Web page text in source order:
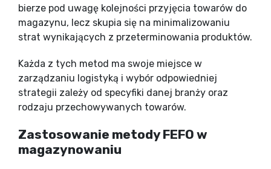
bierze pod uwagę kolejności przyjęcia towarów do
magazynu, lecz skupia się na minimalizowaniu
strat wynikających z przeterminowania produktów.
Każda z tych metod ma swoje miejsce w
zarządzaniu logistyką i wybór odpowiedniej
strategii zależy od specyfiki danej branży oraz
rodzaju przechowywanych towarów.
Zastosowanie metody FEFO w
magazynowaniu